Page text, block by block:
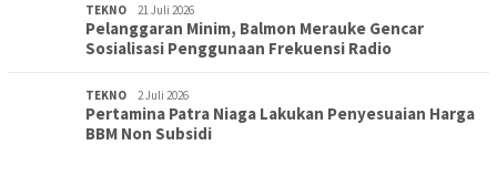
TEKNO 21 Juli 2026
Pelanggaran Minim, Balmon Merauke Gencar
Sosialisasi Penggunaan Frekuensi Radio
TEKNO 2 Juli 2026
Pertamina Patra Niaga Lakukan Penyesuaian Harga
BBM Non Subsidi